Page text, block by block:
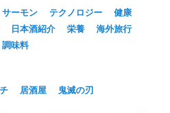
サーモン テクノロジー
健康
日本酒紹介 栄養
海外旅行
調味料
居酒屋
鬼滅の刃